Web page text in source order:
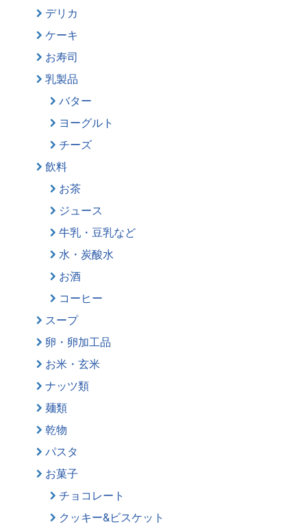
デリカ
ケーキ
お寿司
乳製品
バター
ヨーグルト
チーズ
飲料
お茶
ジュース
牛乳・豆乳など
水・炭酸水
お酒
コーヒー
スープ
卵・卵加工品
お米・玄米
ナッツ類
麺類
乾物
パスタ
お菓子
チョコレート
クッキー&ビスケット